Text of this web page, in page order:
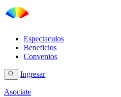
Espectaculos
Beneficios
Convenios
Ingresar
Asociate